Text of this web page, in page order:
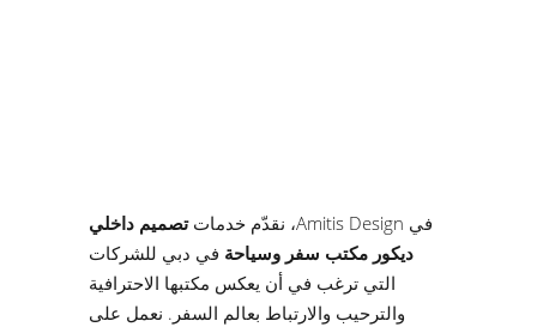
في Amitis Design، نقدّم خدمات
تصميم داخلي
ديكور مكتب سفر وسياحة في دبي للشركات
التي ترغب في أن يعكس مكتبها الاحترافية
والترحيب والارتباط بعالم السفر. نعمل على